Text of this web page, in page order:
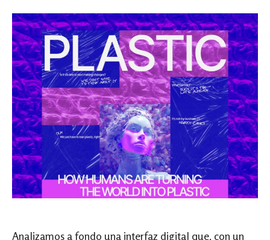
Analizamos a fondo una interfaz digital que, con un